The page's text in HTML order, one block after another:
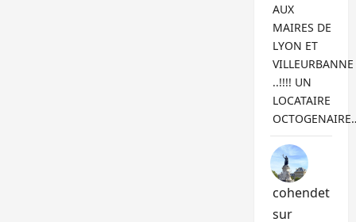
AUX
MAIRES DE
LYON ET
VILLEURBANNE
..!!!! UN
LOCATAIRE
cohendet
sur